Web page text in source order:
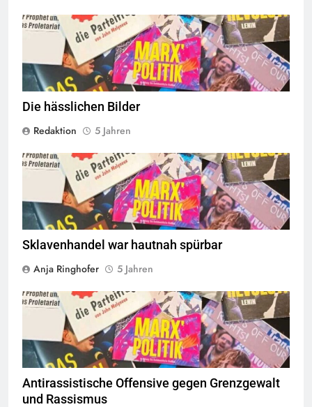
© linkswende.org,CC-BY-SA-1.0
Die hässlichen Bilder
Redaktion
5 Jahren
© linkswende.org,CC-BY-SA-1.0
Sklavenhandel war hautnah spürbar
Anja Ringhofer
5 Jahren
© linkswende.org,CC-BY-SA-1.0
Antirassistische Offensive gegen Grenzgewalt
und Rassismus